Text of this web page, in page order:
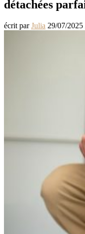
détachées
écrit parJulia 29/07/2025